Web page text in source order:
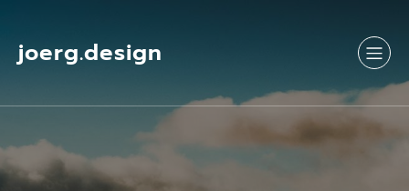
joerg.design